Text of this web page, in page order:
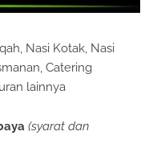
Nasi Kotak, Nasi
Catering
lainnya
(syarat dan